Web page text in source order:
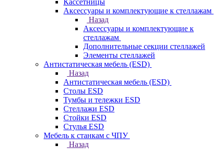
Кассетницы
Аксесcуары и комплектующие к стеллажам
Назад
Аксесcуары и комплектующие к
стеллажам
Дополнительные секции стеллажей
Элементы стеллажей
Антистатическая мебель (ESD)
Назад
Антистатическая мебель (ESD)
Столы ESD
Тумбы и тележки ESD
Стеллажи ESD
Стойки ESD
Стулья ESD
Мебель к станкам с ЧПУ
Назад